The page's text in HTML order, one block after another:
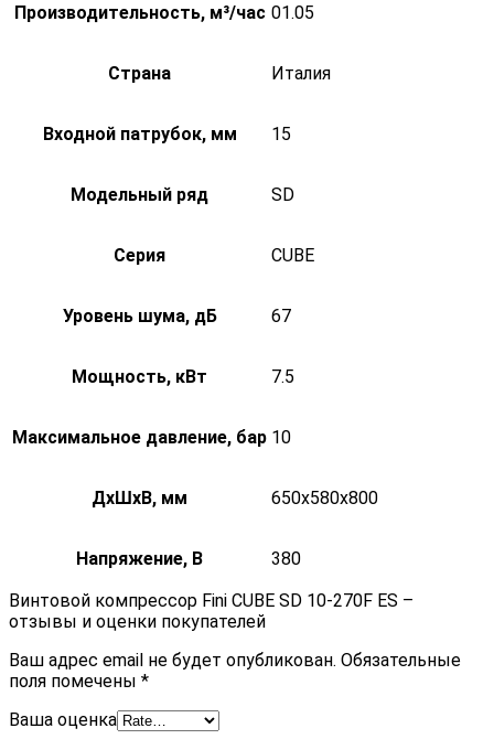
Производительность, м³/час 01.05
Страна Италия
Входной патрубок, мм 15
Модельный ряд SD
Серия CUBE
Уровень шума, дБ 67
Мощность, кВт 7.5
Максимальное давление, бар 10
ДxШxВ, мм 650x580x800
Напряжение, В
380
Винтовой компрессор Fini CUBE SD 10-270F ES –
отзывы и оценки покупателей
Ваш адрес email не будет опубликован. Обязательные
поля помечены *
Ваша оценка